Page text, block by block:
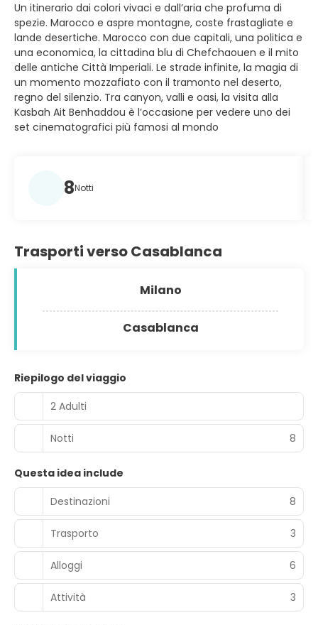
Un itinerario dai colori vivaci e dall’aria che profuma di
spezie. Marocco e aspre montagne, coste frastagliate e
lande desertiche. Marocco con due capitali, una politica e
una economica, la cittadina blu di Chefchaouen e il mito
delle antiche Città Imperiali. Le strade infinite, la magia di
un momento mozzafiato con il tramonto nel deserto,
regno del silenzio. Tra canyon, valli e oasi, la visita alla
Kasbah Ait Benhaddou è l’occasione per vedere uno dei
set cinematografici più famosi al mondo
8Notti
Trasporti verso Casablanca
Milano
Casablanca
Riepilogo del viaggio
2 Adulti
Notti 8
Questa idea include
Destinazioni
8
Trasporto 3
Alloggi 6
Attività 3